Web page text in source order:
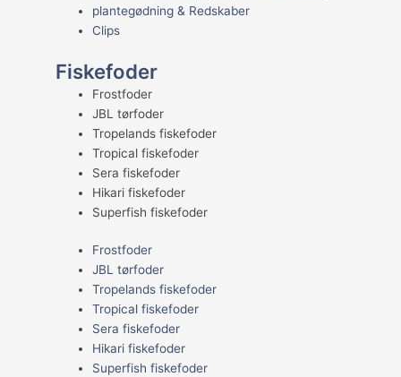
plantegødning & Redskaber
Clips
Fiskefoder
Frostfoder
JBL tørfoder
Tropelands fiskefoder
Tropical fiskefoder
Sera fiskefoder
Hikari fiskefoder
Superfish fiskefoder
Frostfoder
JBL tørfoder
Tropelands fiskefoder
Tropical fiskefoder
Sera fiskefoder
Hikari fiskefoder
Superfish fiskefoder